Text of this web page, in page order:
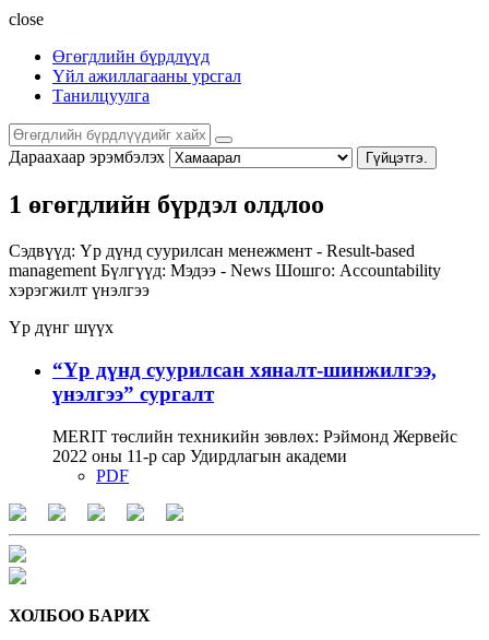
close
Өгөгдлийн бүрдлүүд
Үйл ажиллагааны урсгал
Танилцуулга
Дараахаар эрэмбэлэх Гүйцэтгэ.
1 өгөгдлийн бүрдэл олдлоо
Сэдвүүд: Үр дүнд суурилсан менежмент - Result-based
management Бүлгүүд: Мэдээ - News Шошго: Accountability
хэрэгжилт үнэлгээ
Үр дүнг шүүх
“Үр дүнд суурилсан хяналт-шинжилгээ,
үнэлгээ” сургалт
MERIT төслийн техникийн зөвлөх: Рэймонд Жервейс
2022 оны 11-р сар Удирдлагын академи
PDF
ХОЛБОО БАРИХ